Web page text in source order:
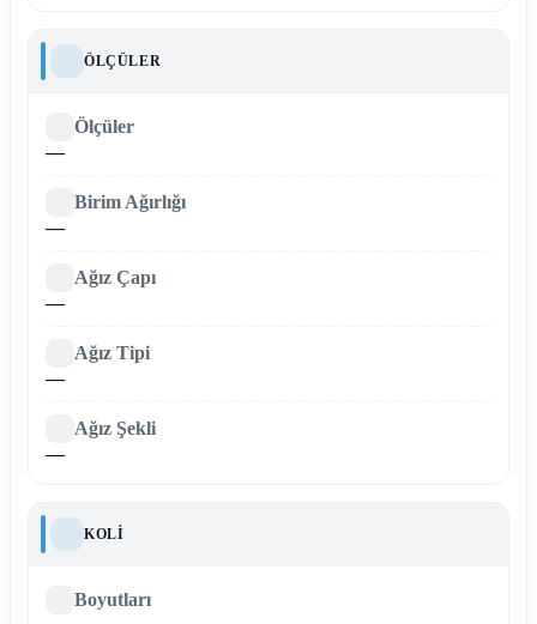
ÖLÇÜLER
Ölçüler
—
Birim Ağırlığı
—
Ağız Çapı
—
Ağız Tipi
—
Ağız Şekli
—
KOLI
Boyutları